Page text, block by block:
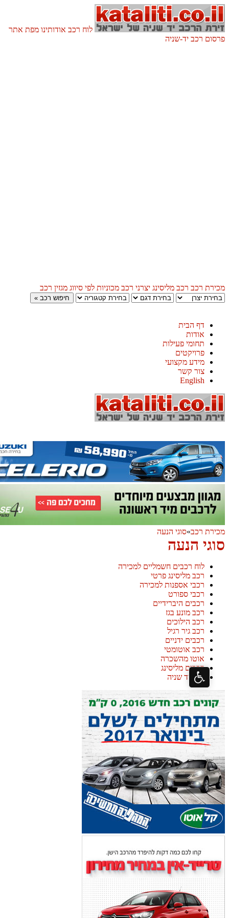
לוח רכב אודותינו מפת אתר
רכב יד-שניה
רכב רכב מליסינג יצרני רכב מכוניות לפי סיווג מגזין רכב
דף הבית
אודות
תחומי פעילות
פרויקטים
מידע מקצועי
צור קשר
English
רכב»סוגי הנעה
הנעה
לוח רכבים חשמליים למכירה
רכב מליסינג פרטי
רכבי אספנות למכירה
רכבי ספורט
רכבים היברידיים
רכב מונע בגז
רכב הילוכים
רכב גיר רגיל
רכבים ידניים
רכב אוטומטי
אוטו מהשכרה
רכבים מליסינג
רכב יד שניה